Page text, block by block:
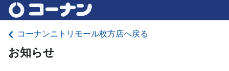
コーナンニトリモール枚方店へ戻る
お知らせ